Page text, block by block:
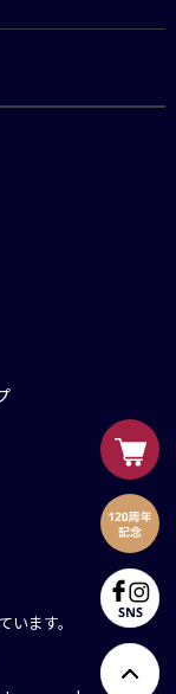
ます。